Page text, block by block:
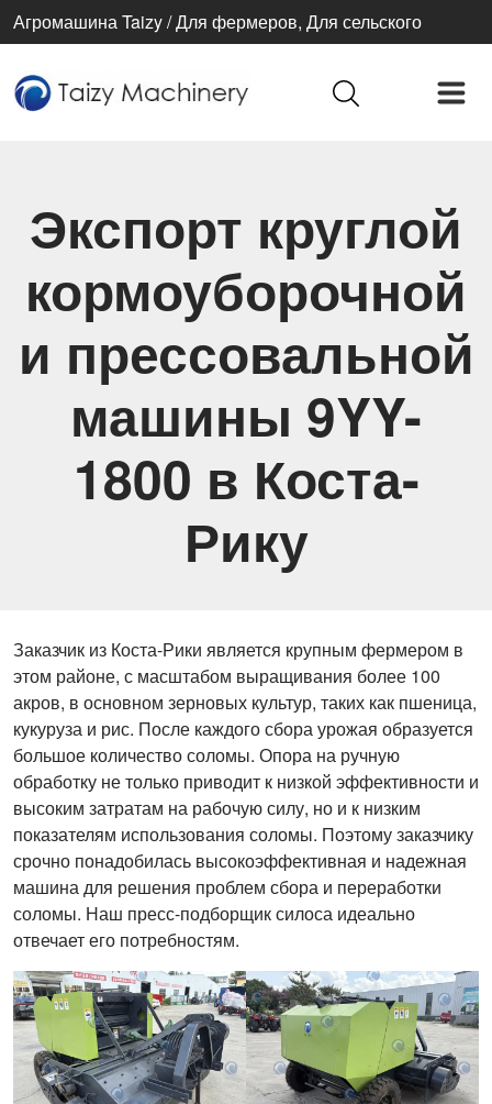
Агромашина Taizy / Для фермеров, Для сельского
Экспорт круглой
кормоуборочной
и прессовальной
машины 9YY-
1800 в Коста-
Рику
Заказчик из Коста-Рики является крупным фермером в
этом районе, с масштабом выращивания более 100
акров, в основном зерновых культур, таких как пшеница,
кукуруза и рис. После каждого сбора урожая образуется
большое количество соломы. Опора на ручную
обработку не только приводит к низкой эффективности и
высоким затратам на рабочую силу, но и к низким
показателям использования соломы. Поэтому заказчику
срочно понадобилась высокоэффективная и надежная
машина для решения проблем сбора и переработки
соломы. Наш пресс-подборщик силоса идеально
отвечает его потребностям.